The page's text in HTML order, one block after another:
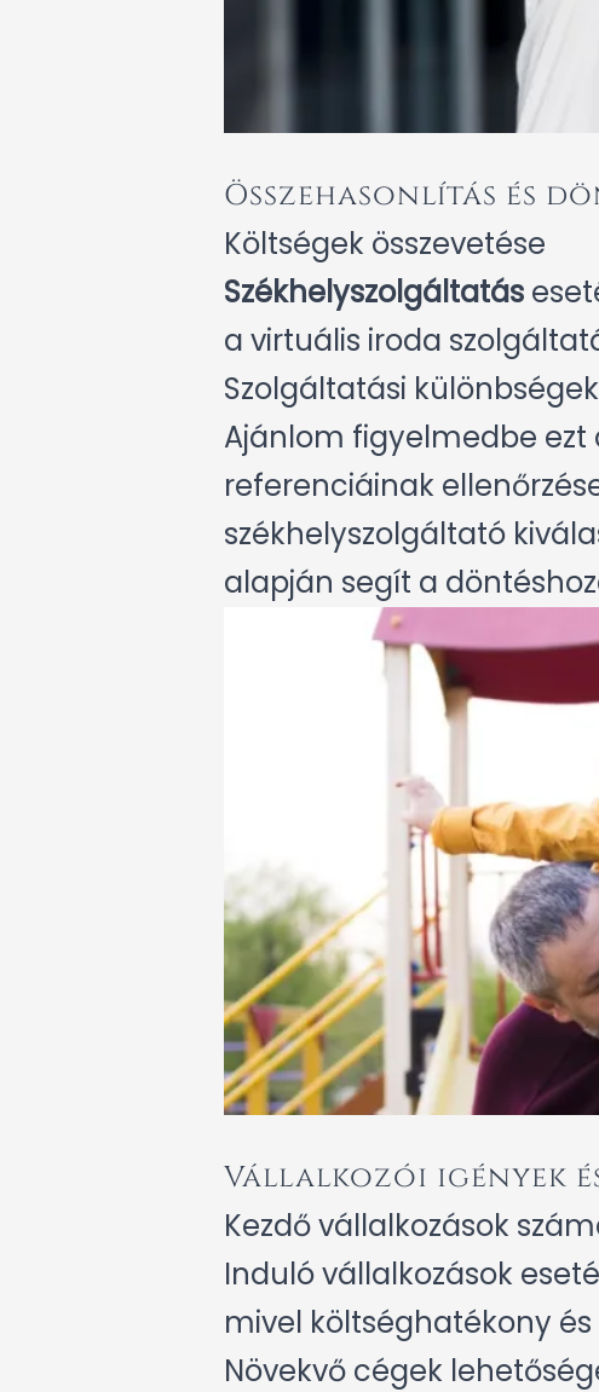
Összehasonlítás és
Költségek összevetése
Székhelyszolgáltatás
a virtuális iroda
Szolgáltatási különbségek
Ajánlom figyelmedbe ezt
referenciáinak
székhelyszolgáltató
alapján segít a
Vállalkozói igények
Kezdő vállalkozások
Induló vállalkozások
mivel költséghatékony
Növekvő cégek